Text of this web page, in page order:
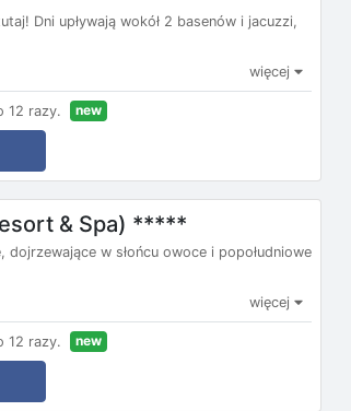
Dni upływają wokół 2 basenów i jacuzzi,
więcej
12 razy. new
& Spa) *****
w słońcu owoce i popołudniowe
więcej
12 razy. new